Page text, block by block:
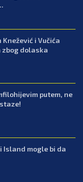
i Vučića
dolaska
putem, ne
Island mogle bi da